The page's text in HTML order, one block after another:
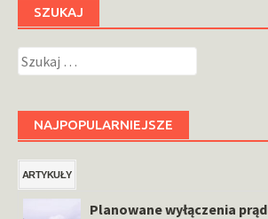
SZUKAJ
Szukaj:
NAJPOPULARNIEJSZE
ARTYKUŁY
Planowane wyłączenia